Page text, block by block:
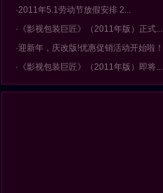
·2011年5.1劳动节放假安排 2...
·《影视包装巨匠》（2011年版）正式...
·迎新年，庆改版!优惠促销活动开始啦！
·《影视包装巨匠》（2011年版）即将...